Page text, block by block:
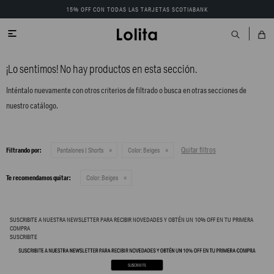
15% OFF CON TODAS LAS TARJETAS SCOTIABANK

¡Lo sentimos! No hay productos en esta sección.
Inténtalo nuevamente con otros criterios de filtrado o busca en otras secciones de
nuestro catálogo.
Filtrando por: Pantalones | Shorts Color: Beiges Quitar filtros
Te recomendamos quitar: Color: Beiges
SUSCRIBITE A NUESTRA NEWSLETTER PARA RECIBIR NOVEDADES Y OBTÉN UN 10% OFF EN TU PRIMERA
COMPRA
SUSCRIBITE